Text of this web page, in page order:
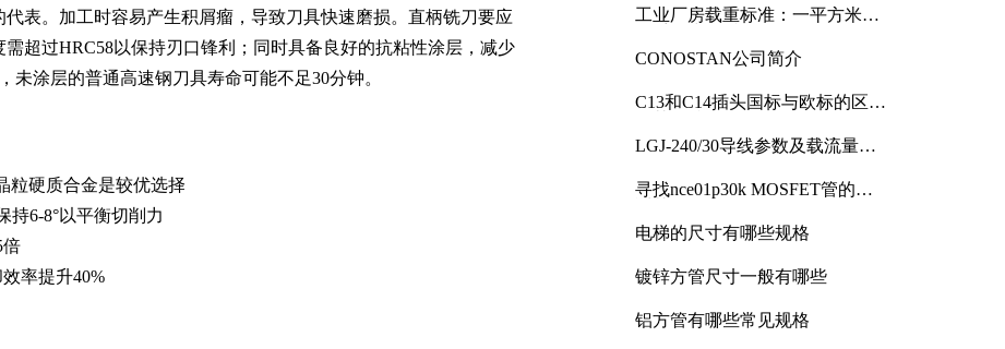
表。加工时容易产生积屑瘤，导致刀具快速磨损。直柄铣刀要应
超过HRC58以保持刃口锋利；同时具备良好的抗粘性涂层，减少
涂层的普通高速钢刀具寿命可能不足30分钟。
粒硬质合金是较优选择
持6-8°以平衡切削力
倍
率提升40%
工业厂房载重标准：一平方米能
CONOSTAN公司简介
C13和C14插头国标与欧标的区别
LGJ-240/30导线参数及载流量解
寻找nce01p30k MOSFET管的合
电梯的尺寸有哪些规格
镀锌方管尺寸一般有哪些
铝方管有哪些常见规格